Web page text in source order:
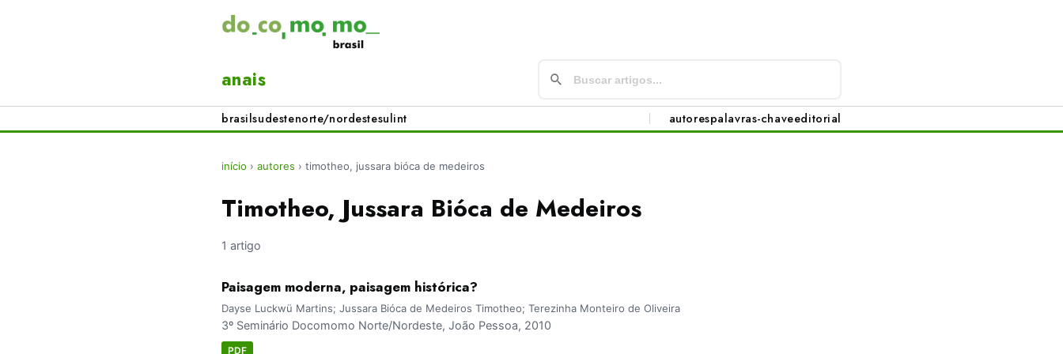
anais
brasilsudestenorte/nordestesulint autorespalavras-chaveeditorial
início › autores › timotheo, jussara bióca de medeiros
Timotheo, Jussara Bióca de Medeiros
1 artigo
Paisagem moderna, paisagem histórica?
Dayse Luckwü Martins; Jussara Bióca de Medeiros Timotheo; Terezinha Monteiro de Oliveira
3º Seminário Docomomo Norte/Nordeste, João Pessoa, 2010
PDF